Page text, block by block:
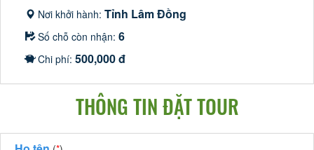
Nơi khởi hành: Tỉnh Lâm Đồng
Số chỗ còn nhận: 6
Chi phí: 500,000 đ
THÔNG TIN ĐẶT TOUR